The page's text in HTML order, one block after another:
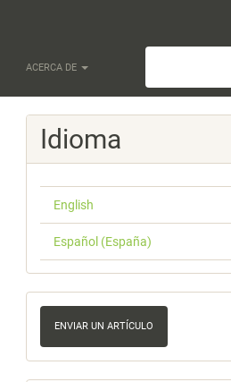
ACERCA DE
Idioma
English
Español (España)
Enviar
un
artículo
ENVIAR UN ARTÍCULO